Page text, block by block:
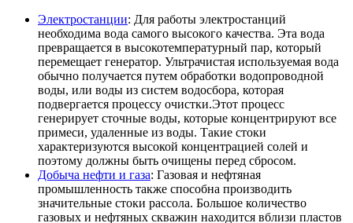
Электростанции: Для работы электростанций
необходима вода самого высокого качества. Эта вода
превращается в высокотемпературный пар, который
перемещает генератор. Ультрачистая используемая вода
обычно получается путем обработки водопроводной
воды, или воды из систем водосбора, которая
подвергается процессу очистки.Этот процесс
генерирует сточные воды, которые концентрируют все
примеси, удаленные из воды. Такие стоки
характеризуются высокой концентрацией солей и
поэтому должны быть очищены перед сбросом.
Добыча нефти и газа: Газовая и нефтяная
промышленность также способна производить
значительные стоки рассола. Большое количество
газовых и нефтяных скважин находится вблизи пластов